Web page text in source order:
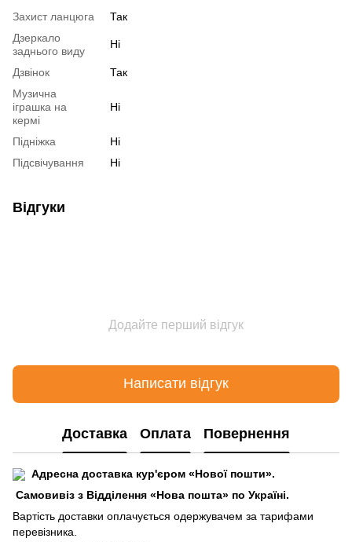
Захист ланцюга
Так
Дзеркало
заднього виду
Ні
Дзвінок
Так
Музична
іграшка на
кермі
Ні
Підніжка
Ні
Підсвічування
Ні
Відгуки
Додайте перший відгук
Написати відгук
Доставка Оплата Повернення
Адресна доставка кур'єром «Нової пошти».
Самовивіз з Відділення «Нова пошта» по Україні.
Вартість доставки оплачується одержувачем за тарифами
перевізника.